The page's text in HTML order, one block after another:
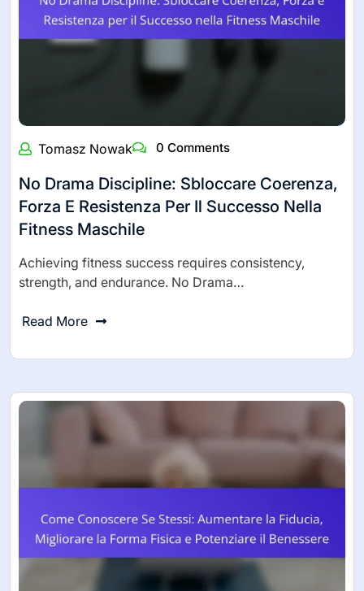
Tomasz Nowak 0 Comments
No Drama Discipline: Sbloccare Coerenza,
Forza E Resistenza Per Il Successo Nella
Fitness Maschile
Achieving fitness success requires consistency,
strength, and endurance. No Drama…
Read More